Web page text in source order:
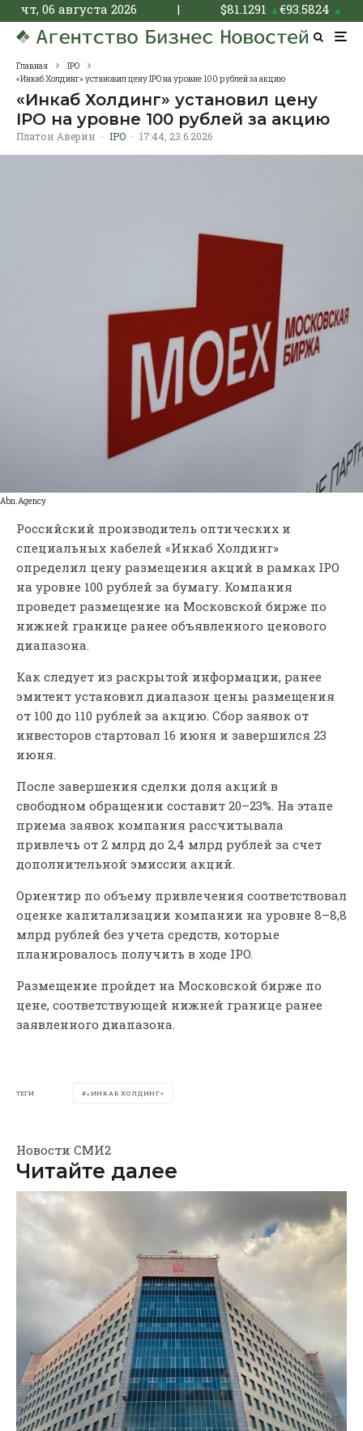
чт, 06 августа 2026 | $81.1291 ▲€93.5824 ▲
Главная
IPO
«Инкаб Холдинг» установил цену IPO на уровне 100 рублей за акцию
«Инкаб Холдинг» установил цену
IPO на уровне 100 рублей за акцию
Платон Аверин · IPO · 17:44, 23.6.2026
Abn.Agency
Российский производитель оптических и
специальных кабелей «Инкаб Холдинг»
определил цену размещения акций в рамках IPO
на уровне 100 рублей за бумагу. Компания
проведет размещение на Московской бирже по
нижней границе ранее объявленного ценового
диапазона.
Как следует из раскрытой информации, ранее
эмитент установил диапазон цены размещения
от 100 до 110 рублей за акцию. Сбор заявок от
инвесторов стартовал 16 июня и завершился 23
июня.
После завершения сделки доля акций в
свободном обращении составит 20–23%. На этапе
приема заявок компания рассчитывала
привлечь от 2 млрд до 2,4 млрд рублей за счет
дополнительной эмиссии акций.
Ориентир по объему привлечения соответствовал
оценке капитализации компании на уровне 8–8,8
млрд рублей без учета средств, которые
планировалось получить в ходе IPO.
Размещение пройдет на Московской бирже по
цене, соответствующей нижней границе ранее
заявленного диапазона.
ТЕГИ «ИНКАБ ХОЛДИНГ»
Новости СМИ2
Читайте далее